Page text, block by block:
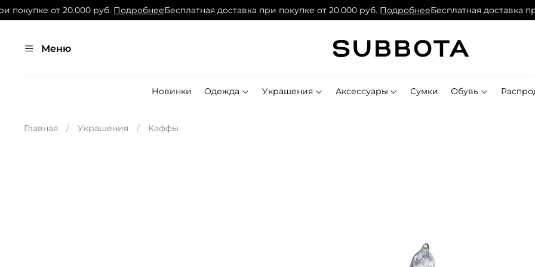
покупке от 20.000 руб.ПодробнееБесплатная доставка при покупке от 20.000 руб.ПодробнееБесплатная доставка
Меню
Новинки Одежда Украшения Аксессуары Сумки Обувь
Главная Украшения Каффы